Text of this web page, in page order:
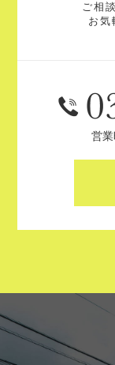
ご相
お気
営業